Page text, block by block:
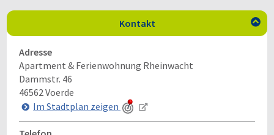
Kontakt 
Adresse
Apartment & Ferienwohnung Rheinwacht
Dammstr. 46
46562Voerde
Im Stadtplan zeigen